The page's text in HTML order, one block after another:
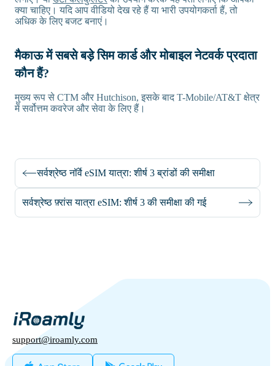
क्या चाहिए। यदि आप वीडियो देख रहे हैं या भारी उपयोगकर्ता हैं, तो
अधिक के लिए बजट बनाएं।
मैकाऊ में सबसे बड़े सिम कार्ड और मोबाइल नेटवर्क प्रदाता
कौन हैं?
मुख्य रूप से CTM और Hutchison, इसके बाद T-Mobile/AT&T क्षेत्र
में सर्वोत्तम कवरेज और सेवा के लिए हैं।
सर्वश्रेष्ठ नॉर्वे eSIM यात्रा: शीर्ष 3 ब्रांडों की समीक्षा
सर्वश्रेष्ठ फ़्रांस यात्रा eSIM: शीर्ष 3 की समीक्षा की गई
support@iroamly.com